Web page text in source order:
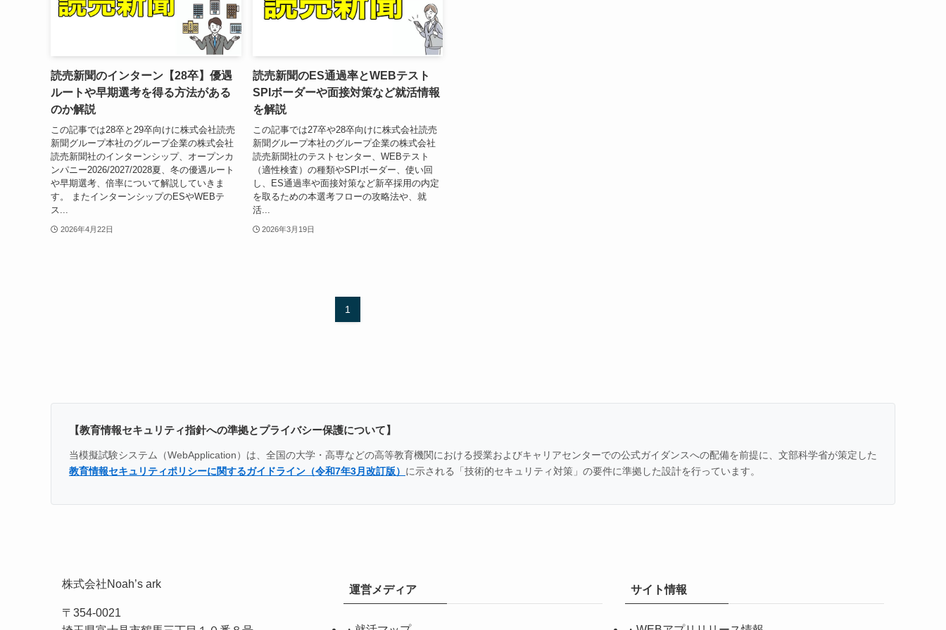
読売新聞のインターン【28卒】優遇
ルートや早期選考を得る方法がある
のか解説
この記事では28卒と29卒向けに株式会社読売
新聞グループ本社のグループ企業の株式会社
読売新聞社のインターンシップ、オープンカ
ンパニー2026/2027/2028夏、冬の優遇ルート
や早期選考、倍率について解説していきま
す。 またインターンシップのESやWEBテ
ス...
2026年4月22日
読売新聞のES通過率とWEBテスト
SPIボーダーや面接対策など就活情報
を解説
この記事では27卒や28卒向けに株式会社読売
新聞グループ本社のグループ企業の株式会社
読売新聞社のテストセンター、WEBテスト
（適性検査）の種類やSPIボーダー、使い回
し、ES通過率や面接対策など新卒採用の内定
を取るための本選考フローの攻略法や、就
活...
2026年3月19日
1
【教育情報セキュリティ指針への準拠とプライバシー保護について】
当模擬試験システム（WebApplication）は、全国の大学・高専などの高等教育機関における授業およびキャリアセンターでの公式ガイダンスへの配備を前提に、文部科学省が策定した
教育情報セキュリティポリシーに関するガイドライン（令和7年3月改訂版） に示される「技術的セキュリティ対策」の要件に準拠した設計を行っています。
株式会社Noah’s ark
〒354-0021
運営メディア サイト情報